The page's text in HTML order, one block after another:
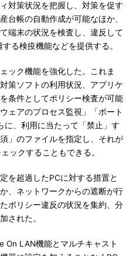
対策状況を把握し、対策を促す
台帳の自動作成が可能なほか、
端末の状況を検査し、違反して
る検疫機能などを提供する。
ック機能を強化した。これま
策ソフトの利用状況、アプリケ
条件としてポリシー検査が可能
ェアのプロセス監視」「ポート
に、利用に当たって「禁止」す
」のファイルを指定し、それが
ックすることもできる。
を超過したPCに対する措置と
、ネットワークからの遮断が行
ポリシー違反の状況を集約、分
された。
LAN機能とマルチキャスト